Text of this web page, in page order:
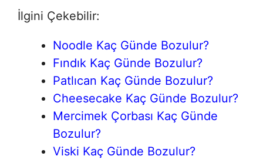
İlgini Çekebilir:
Noodle Kaç Günde Bozulur?
Fındık Kaç Günde Bozulur?
Patlıcan Kaç Günde Bozulur?
Cheesecake Kaç Günde Bozulur?
Mercimek Çorbası Kaç Günde
Bozulur?
Viski Kaç Günde Bozulur?